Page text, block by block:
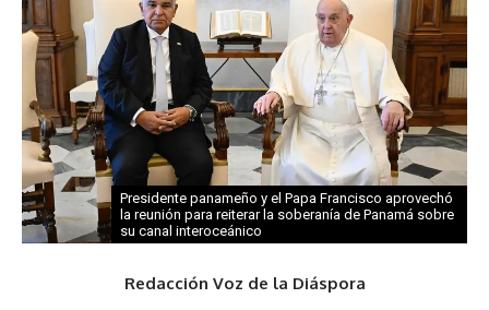
Presidente panameño y el Papa Francisco aprovechó
la reunión para reiterar la soberanía de Panamá sobre
su canal interoceánico
Redacción Voz de la Diáspora